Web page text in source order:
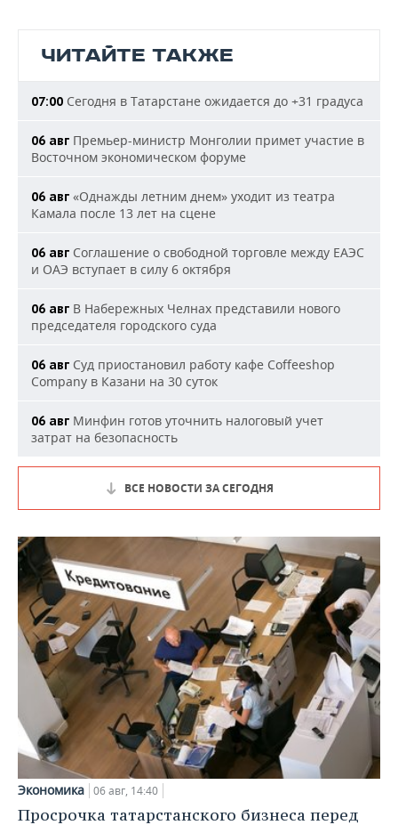
ЧИТАЙТЕ ТАКЖЕ
07:00 Сегодня в Татарстане ожидается до +31 градуса
06 авг Премьер-министр Монголии примет участие в
Восточном экономическом форуме
06 авг «Однажды летним днем» уходит из театра
Камала после 13 лет на сцене
06 авг Соглашение о свободной торговле между ЕАЭС
и ОАЭ вступает в силу 6 октября
06 авг В Набережных Челнах представили нового
председателя городского суда
06 авг Суд приостановил работу кафе Coffeeshop
Company в Казани на 30 суток
06 авг Минфин готов уточнить налоговый учет
затрат на безопасность
ВСЕ НОВОСТИ ЗА СЕГОДНЯ
Экономика 06 авг, 14:40
Просрочка татарстанского бизнеса перед